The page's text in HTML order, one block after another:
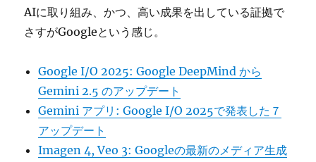
AIに取り組み、かつ、高い成果を出している証拠で
さすがGoogleという感じ。
Google I/O 2025: Google DeepMind から
Gemini 2.5 のアップデート
Gemini アプリ: Google I/O 2025で発表した７
アップデート
Imagen 4, Veo 3: Googleの最新のメディア生成